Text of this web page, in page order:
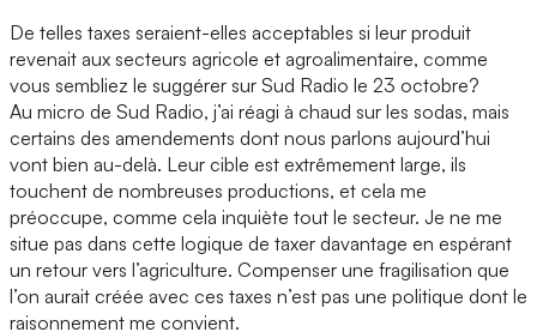
De telles taxes seraient-elles acceptables si leur produit
revenait aux secteurs agricole et agroalimentaire, comme
vous sembliez le suggérer sur Sud Radio le 23 octobre?
Au micro de Sud Radio, j’ai réagi à chaud sur les sodas, mais
certains des amendements dont nous parlons aujourd’hui
vont bien au-delà. Leur cible est extrêmement large, ils
touchent de nombreuses productions, et cela me
préoccupe, comme cela inquiète tout le secteur. Je ne me
situe pas dans cette logique de taxer davantage en espérant
un retour vers l’agriculture. Compenser une fragilisation que
l’on aurait créée avec ces taxes n’est pas une politique dont le
raisonnement me convient.